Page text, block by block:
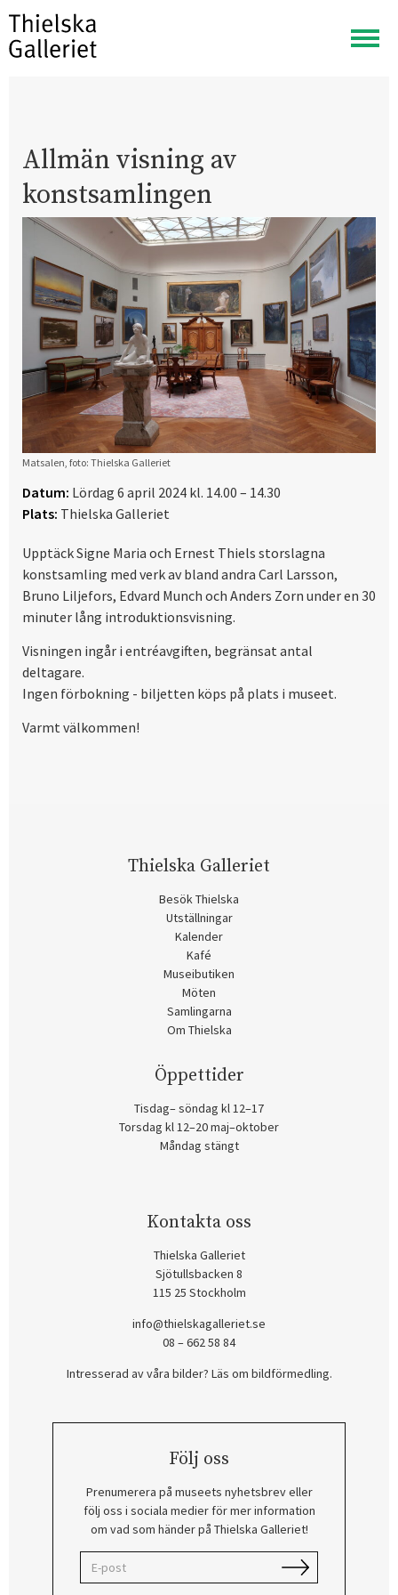
Visa
meny
Allmän visning av
konstsamlingen
Matsalen, foto: Thielska Galleriet
Datum: Lördag 6 april 2024 kl. 14.00 – 14.30
Plats: Thielska Galleriet
Upptäck Signe Maria och Ernest Thiels storslagna
konstsamling med verk av bland andra Carl Larsson,
Bruno Liljefors, Edvard Munch och Anders Zorn under en 30
minuter lång introduktionsvisning.
Visningen ingår i entréavgiften, begränsat antal
deltagare.
Ingen förbokning - biljetten köps på plats i museet.
Varmt välkommen!
Thielska Galleriet
Besök Thielska
Utställningar
Kalender
Kafé
Museibutiken
Möten
Samlingarna
Om Thielska
Öppettider
Tisdag– söndag kl 12–17
Torsdag kl 12–20 maj–oktober
Måndag stängt
Kontakta oss
Thielska Galleriet
Sjötullsbacken 8
115 25 Stockholm
info@thielskagalleriet.se
08 – 662 58 84
Intresserad av våra bilder? Läs om bildförmedling.
Följ oss
Prenumerera på museets nyhetsbrev eller
följ oss i sociala medier för mer information
om vad som händer på Thielska Galleriet!